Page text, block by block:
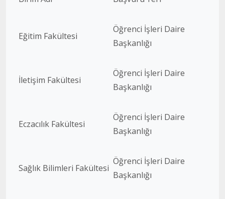
Eğitim Fakültesi
Öğrenci İşleri Daire
Başkanlığı
İletişim Fakültesi
Öğrenci İşleri Daire
Başkanlığı
Eczacılık Fakültesi
Öğrenci İşleri Daire
Başkanlığı
Sağlık Bilimleri Fakültesi
Öğrenci İşleri Daire
Başkanlığı